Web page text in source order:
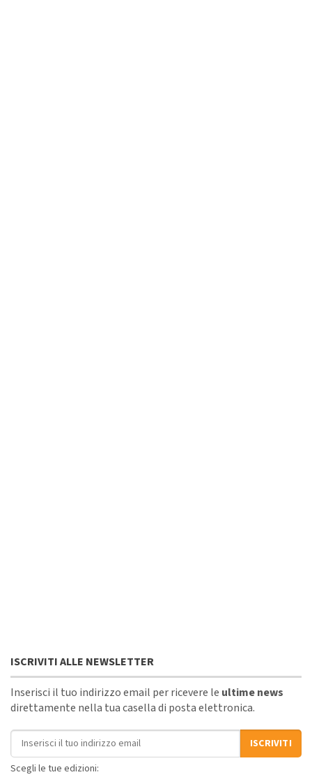
ISCRIVITI ALLE NEWSLETTER
Inserisci il tuo indirizzo email per ricevere le ultime news
direttamente nella tua casella di posta elettronica.
Indirizzo email
ISCRIVITI
Scegli le tue edizioni: